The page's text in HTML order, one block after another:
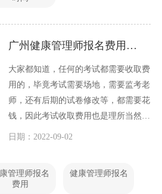
广州健康管理师报名费用多少
大家都知道，任何的考试都需要收取费
用的，毕竟考试需要场地，需要监考老
师，还有后期的试卷修改等，都需要花
钱，因此考试收取费用也是理所当然
的。那么广州健康管理师报名费用多少
日期：2022-09-02
管理师报名
费用
健康管理师报名